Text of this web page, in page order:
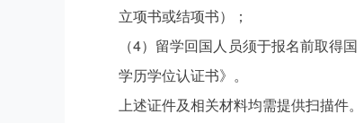
立项书或结项书）；
（4）留学回国人员须于报名前取得
学历学位认证书》。
上述证件及相关材料均需提供扫描件。